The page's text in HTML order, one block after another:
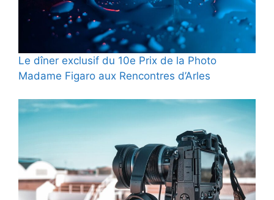
Le dîner exclusif du 10e Prix de la Photo
Madame Figaro aux Rencontres d’Arles